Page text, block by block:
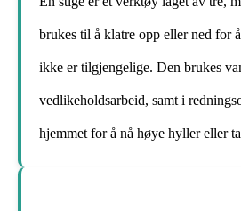
brukes til å klatre opp eller ned for
ikke er tilgjengelige. Den brukes
vedlikeholdsarbeid, samt i
hjemmet for å nå høye hyller eller